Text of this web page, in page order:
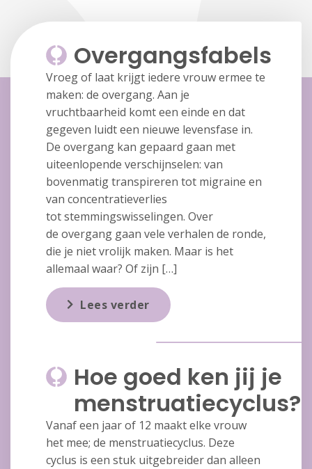
Overgangsfabels
Vroeg of laat krijgt iedere vrouw ermee te
maken: de overgang. Aan je
vruchtbaarheid komt een einde en dat
gegeven luidt een nieuwe levensfase in.
De overgang kan gepaard gaan met
uiteenlopende verschijnselen: van
bovenmatig transpireren tot migraine en
van concentratieverlies
tot stemmingswisselingen. Over
de overgang gaan vele verhalen de ronde,
die je niet vrolijk maken. Maar is het
allemaal waar? Of zijn […]
Lees verder
Hoe goed ken jij je
menstruatiecyclus?
Vanaf een jaar of 12 maakt elke vrouw
het mee; de menstruatiecyclus. Deze
cyclus is een stuk uitgebreider dan alleen